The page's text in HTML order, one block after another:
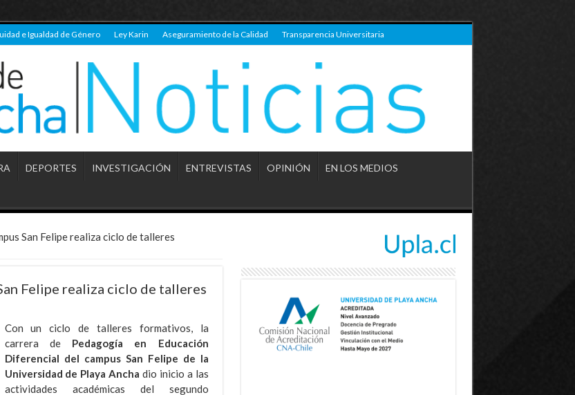
e Igualdad de Género Ley Karin Aseguramiento de la Calidad Transparencia Universitaria
DEPORTES INVESTIGACIÓN ENTREVISTAS OPINIÓN EN LOS MEDIOS
San Felipe realiza ciclo de talleres
Felipe realiza ciclo de talleres
Con un ciclo de talleres formativos, la
carrera de Pedagogía en Educación
Diferencial del campus San Felipe de la
Universidad de Playa Ancha dio inicio a las
actividades académicas del segundo